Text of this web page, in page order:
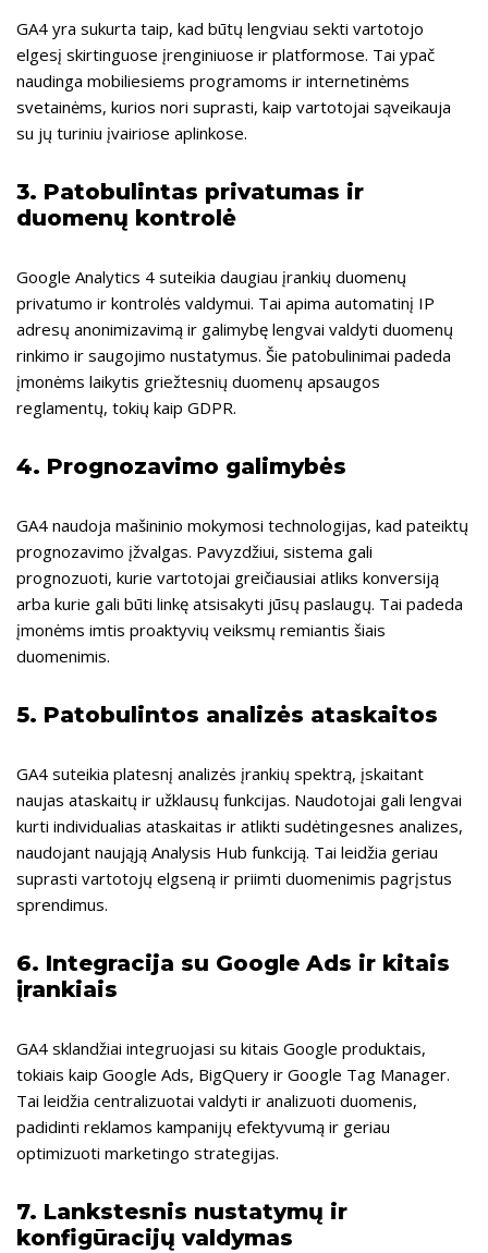
GA4 yra sukurta taip, kad būtų lengviau sekti vartotojo
elgesį skirtinguose įrenginiuose ir platformose. Tai ypač
naudinga mobiliesiems programoms ir internetinėms
svetainėms, kurios nori suprasti, kaip vartotojai sąveikauja
su jų turiniu įvairiose aplinkose.
3. Patobulintas privatumas ir
duomenų kontrolė
Google Analytics 4 suteikia daugiau įrankių duomenų
privatumo ir kontrolės valdymui. Tai apima automatinį IP
adresų anonimizavimą ir galimybę lengvai valdyti duomenų
rinkimo ir saugojimo nustatymus. Šie patobulinimai padeda
įmonėms laikytis griežtesnių duomenų apsaugos
reglamentų, tokių kaip GDPR.
4. Prognozavimo galimybės
GA4 naudoja mašininio mokymosi technologijas, kad pateiktų
prognozavimo įžvalgas. Pavyzdžiui, sistema gali
prognozuoti, kurie vartotojai greičiausiai atliks konversiją
arba kurie gali būti linkę atsisakyti jūsų paslaugų. Tai padeda
įmonėms imtis proaktyvių veiksmų remiantis šiais
duomenimis.
5. Patobulintos analizės ataskaitos
GA4 suteikia platesnį analizės įrankių spektrą, įskaitant
naujas ataskaitų ir užklausų funkcijas. Naudotojai gali lengvai
kurti individualias ataskaitas ir atlikti sudėtingesnes analizes,
naudojant naująją Analysis Hub funkciją. Tai leidžia geriau
suprasti vartotojų elgseną ir priimti duomenimis pagrįstus
sprendimus.
6. Integracija su Google Ads ir kitais
įrankiais
GA4 sklandžiai integruojasi su kitais Google produktais,
tokiais kaip Google Ads, BigQuery ir Google Tag Manager.
Tai leidžia centralizuotai valdyti ir analizuoti duomenis,
padidinti reklamos kampanijų efektyvumą ir geriau
optimizuoti marketingo strategijas.
7. Lankstesnis nustatymų ir
konfigūracijų valdymas